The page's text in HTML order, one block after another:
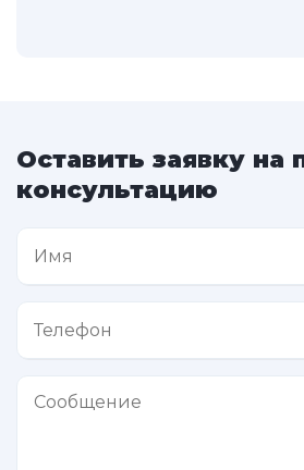
Оставить заявку на
консультацию